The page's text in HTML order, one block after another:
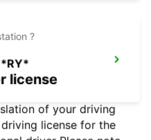
*RY*
?
license
of your driving
license for the